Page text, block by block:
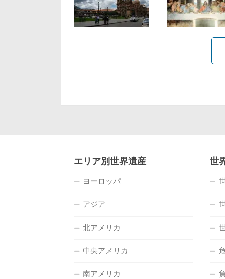
エリア別世界遺産
ヨーロッパ
アジア
北アメリカ
中央アメリカ
南アメリカ
世